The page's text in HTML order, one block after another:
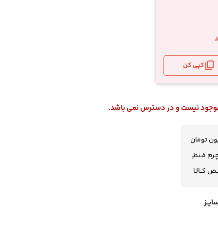
کپی کن
نیست و در دسترس نمی باشد.
مَـنطـِ
کــالـا